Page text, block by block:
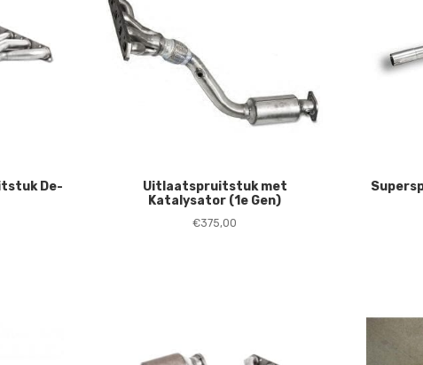
De-
Uitlaatspruitstuk met
Katalysator (1e Gen)
€375,00